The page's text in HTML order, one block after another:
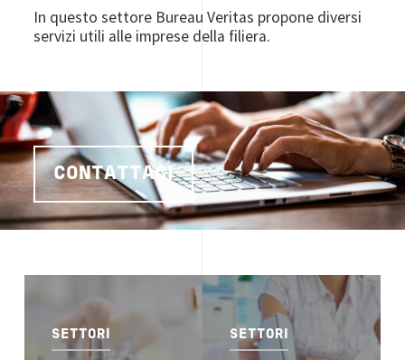
In questo settore Bureau Veritas propone diversi
servizi utili alle imprese della filiera.
CONTATTACI
SETTORI
Image
SETTORI